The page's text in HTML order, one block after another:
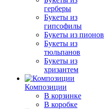
герберы
Букеты из
гипсофилы
Букеты из пионов
Букеты из
тюльпанов
Букеты из
хризантем
Композиции
В корзинке
В коробке